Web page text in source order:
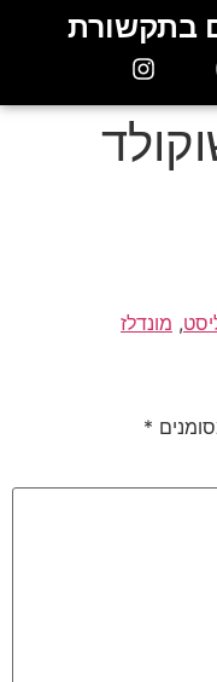
בתקשורת
, מונדלז
*